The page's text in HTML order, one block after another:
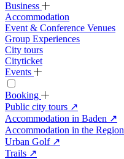
Business
Accommodation
Event & Conference Venues
Group Experiences
City tours
Cityticket
Events
Booking
Public city tours ↗
Accommodation in Baden ↗
Accommodation in the Region
Urban Golf ↗
Trails ↗